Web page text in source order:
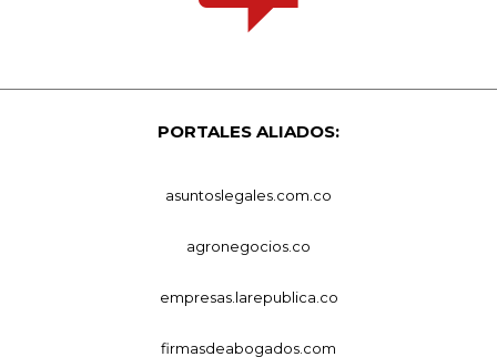
PORTALES ALIADOS:
asuntoslegales.com.co
agronegocios.co
empresas.larepublica.co
firmasdeabogados.com